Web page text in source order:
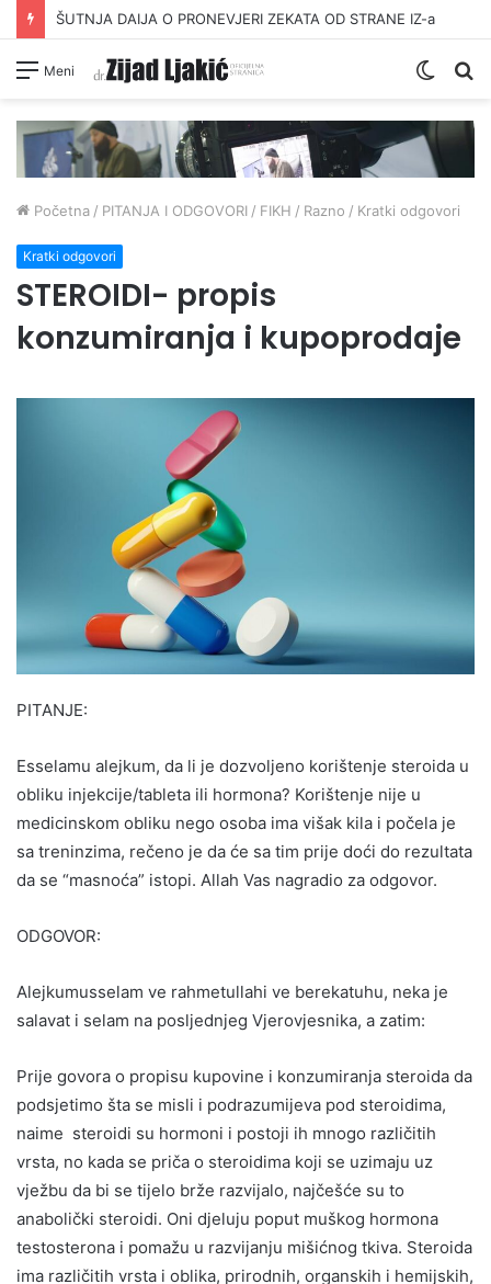
ŠUTNJA DAIJA O PRONEVJERI ZEKATA OD STRANE IZ-a
Meni
Switch
Početna / PITANJA I ODGOVORI / FIKH / Razno / Kratki odgovori
Kratki odgovori
STEROIDI- propis
konzumiranja i kupoprodaje
PITANJE:
Esselamu alejkum, da li je dozvoljeno korištenje steroida u
obliku injekcije/tableta ili hormona? Korištenje nije u
medicinskom obliku nego osoba ima višak kila i počela je
sa treninzima, rečeno je da će sa tim prije doći do rezultata
da se “masnoća” istopi. Allah Vas nagradio za odgovor.
ODGOVOR:
Alejkumusselam ve rahmetullahi ve berekatuhu, neka je
salavat i selam na posljednjeg Vjerovjesnika, a zatim:
Prije govora o propisu kupovine i konzumiranja steroida da
podsjetimo šta se misli i podrazumijeva pod steroidima,
naime steroidi su hormoni i postoji ih mnogo različitih
vrsta, no kada se priča o steroidima koji se uzimaju uz
vježbu da bi se tijelo brže razvijalo, najčešće su to
anabolički steroidi. Oni djeluju poput muškog hormona
testosterona i pomažu u razvijanju mišićnog tkiva. Steroida
ima različitih vrsta i oblika, prirodnih, organskih i hemijskih,